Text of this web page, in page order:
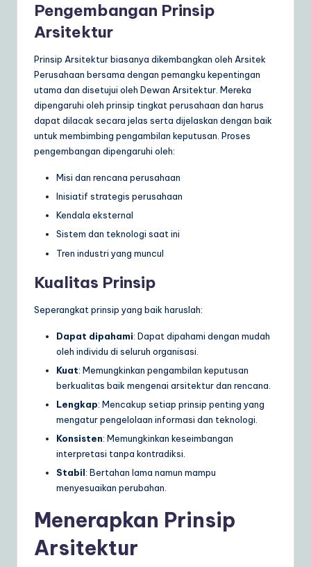
S
o
lu
ti
o
Pengembangan Prinsip
Arsitektur
Prinsip Arsitektur biasanya dikembangkan oleh Arsitek
Perusahaan bersama dengan pemangku kepentingan
utama dan disetujui oleh Dewan Arsitektur. Mereka
dipengaruhi oleh prinsip tingkat perusahaan dan harus
dapat dilacak secara jelas serta dijelaskan dengan baik
untuk membimbing pengambilan keputusan. Proses
pengembangan dipengaruhi oleh:
Misi dan rencana perusahaan
Inisiatif strategis perusahaan
Kendala eksternal
Sistem dan teknologi saat ini
Tren industri yang muncul
Kualitas Prinsip
Seperangkat prinsip yang baik haruslah:
Dapat dipahami: Dapat dipahami dengan mudah
oleh individu di seluruh organisasi.
Kuat: Memungkinkan pengambilan keputusan
berkualitas baik mengenai arsitektur dan rencana.
Lengkap: Mencakup setiap prinsip penting yang
mengatur pengelolaan informasi dan teknologi.
Konsisten: Memungkinkan keseimbangan
interpretasi tanpa kontradiksi.
Stabil: Bertahan lama namun mampu
menyesuaikan perubahan.
Menerapkan Prinsip
Arsitektur